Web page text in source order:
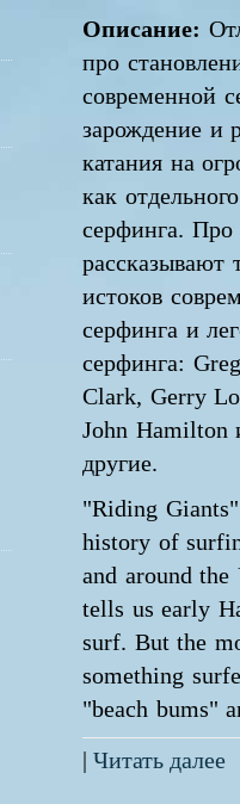
Описание:
про
современной
зарождение и
катания на
как
серфинга. Про
рассказывают
истоков
серфинга и
серфинга:
Clark, Gerry
John Hamilton
другие.
"Riding
history of
and around
tells us early
surf. But the
something
"beach bums"
|Читать далее